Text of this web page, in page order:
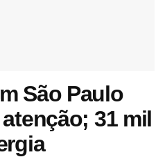
São Paulo
31 mil